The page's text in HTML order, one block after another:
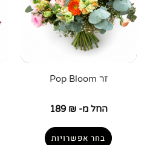
זר Pop Bloom
החל מ- 189 ₪
בחר אפשרויות